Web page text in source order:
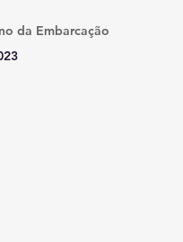
da Embarcação